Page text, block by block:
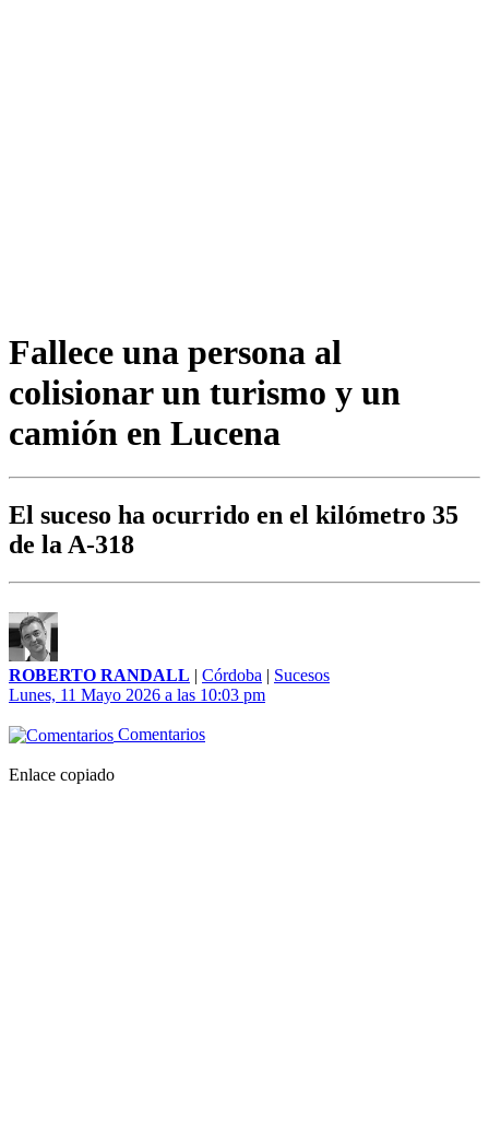
Fallece una persona al
colisionar un turismo y un
camión en Lucena
El suceso ha ocurrido en el kilómetro 35
de la A-318
ROBERTO RANDALL | Córdoba | Sucesos
Lunes, 11 Mayo 2026 a las 10:03 pm
Comentarios
Enlace copiado